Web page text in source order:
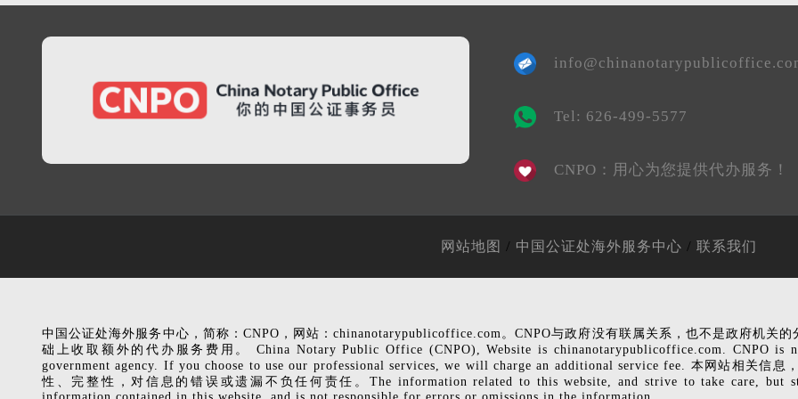
Tel: 626-499-5577
CNPO：用心为您提供代办服务！
网站地图 / 中国公证处海外服务中心 / 联系我们
中国公证处海外服务中心，简称：CNPO，网站：chinanotarypublicoffice.com。CNPO与政府没有联属关系，也不是政府机关
础上收取额外的代办服务费用。 China Notary Public Office (CNPO), Website is chinanotarypublicoffice.com. CNPO
government agency. If you choose to use our professional services, we will charge an additional service fee. 本网站相关信
性、完整性，对信息的错误或遗漏不负任何责任。The information related to this website, and strive to take care, but